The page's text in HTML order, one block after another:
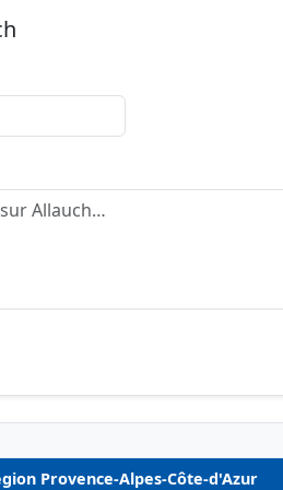
Provence-Alpes-Côte-d'Azur